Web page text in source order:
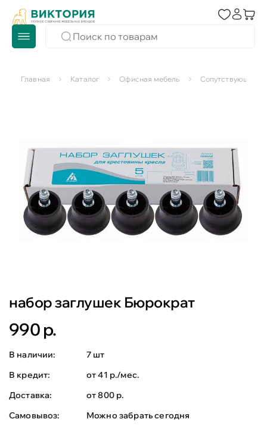
Главная Каталог Офисная мебель Сопутствующие
набор заглушек Бюрократ
990 р.
В наличии:
7 шт
В кредит:
от 41 р./мес.
Доставка:
от 800 р.
Самовывоз:
Можно забрать сегодня